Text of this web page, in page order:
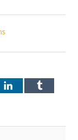
LinkedInTumblr